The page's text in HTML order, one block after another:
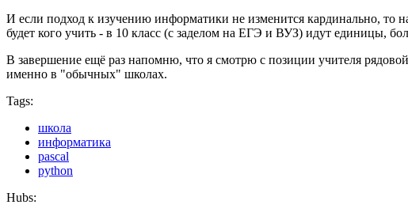
И если подход к изучению информатики не изменится кардинально, то
будет кого учить - в 10 класс (с заделом на ЕГЭ и ВУЗ) идут единицы,
В завершение ещё раз напомню, что я смотрю с позиции учителя
именно в "обычных" школах.
Tags:
школа
информатика
pascal
python
Hubs: